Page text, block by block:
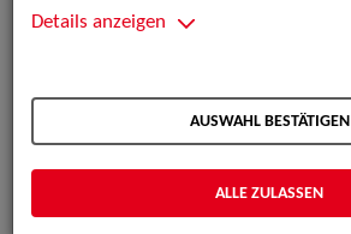
Details anzeigen
AUSWAHL BESTÄTIGEN
ALLE ZULASSEN